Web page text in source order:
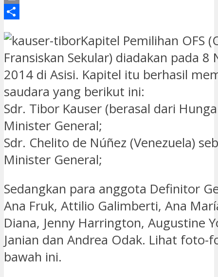
Print
Kapitel Pemilihan OFS
Fransiskan Sekular) diadakan pada 8
2014 di Asisi. Kapitel itu berhasil
saudara yang berikut ini:
Sdr. Tibor Kauser (berasal dari
Minister General;
Sdr. Chelito de Núñez (Venezuela)
Minister General;
Sedangkan para anggota Definitor
Ana Fruk, Attilio Galimberti, Ana
Diana, Jenny Harrington, Augustine
Janian dan Andrea Odak. Lihat foto-
bawah ini.